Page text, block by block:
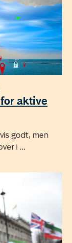
aktive
godt, men
i ...